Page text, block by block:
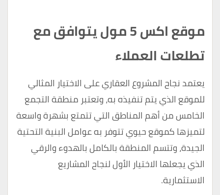
موقع اكس 5 مول يتوافق مع
تطلعات العملاء
يعتمد نجاح المشروع العقاري على الاختيار المثالي
للموقع الذي يتم تنفيذه به، وتعتبر منطقة التجمع
الخامس من أهم المناطق التي تتمتع بشهرة واسعة
لتميزها كموقع حيوي تتوفر به عوامل البنية التحتية
الجيدة، وتتسم المنطقة بالكامل بالهدوء والرقي
الذي يجعلها الاختيار الأول لنجاح المشاريع
الاستثمارية.